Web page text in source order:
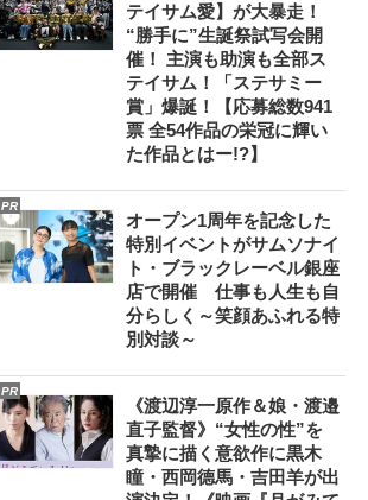
テイサム愛】が大暴走！
“勝手に”生誕祭試写会開
催！ 主演も助演も全部ス
テイサム！「ステサミー
賞」爆誕！【応募総数941
票 全54作品の栄冠に輝い
た作品とはー!?】
PR
オープン1周年を記念した
特別イベントがサムソナイ
ト・ブラックレーベル銀座
店で開催 仕事も人生も自
分らしく～笑顔あふれる特
別対談～
PR
《渡辺淳一原作＆娘・渡邉
直子監督》“女性の性”を
真摯に描く意欲作に黒木
瞳・西岡德馬・吉田羊が出